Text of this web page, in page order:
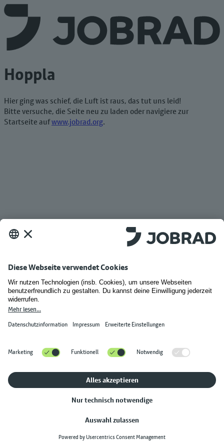
Hoppla
Hier ging was schief, die Luft ist raus, das tut uns leid!
Bitte versuche, die Seite neu zu laden oder navigiere zur
Startseite aufwww.jobrad.org.